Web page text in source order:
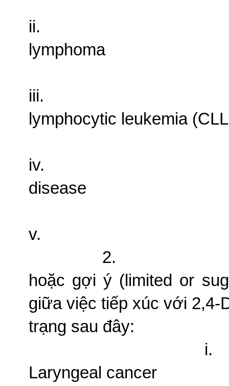
ii.
lymphoma
iii.
lymphocytic leukemia
iv.
disease
v.
2.
hoặc gợi ý (limited or
giữa việc tiếp xúc với 2,4-
trạng sau đây:
i.
Laryngeal cancer